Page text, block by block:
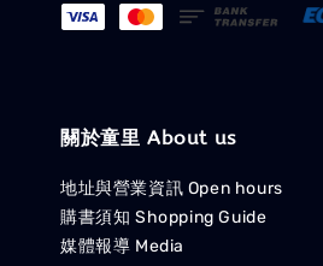
關於童里 About us
地址與營業資訊 Open hours
購書須知 Shopping Guide
媒體報導 Media